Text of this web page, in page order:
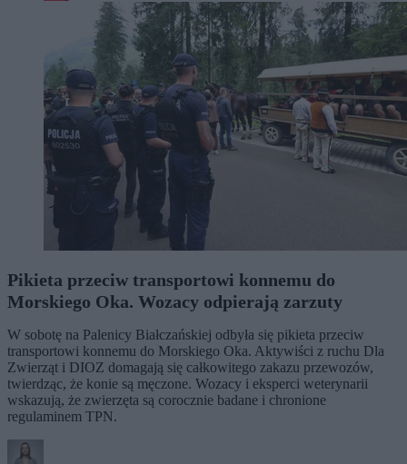
Pikieta przeciw transportowi konnemu do
Morskiego Oka. Wozacy odpierają zarzuty
W sobotę na Palenicy Białczańskiej odbyła się pikieta przeciw
transportowi konnemu do Morskiego Oka. Aktywiści z ruchu Dla
Zwierząt i DIOZ domagają się całkowitego zakazu przewozów,
twierdząc, że konie są męczone. Wozacy i eksperci weterynarii
wskazują, że zwierzęta są corocznie badane i chronione
regulaminem TPN.